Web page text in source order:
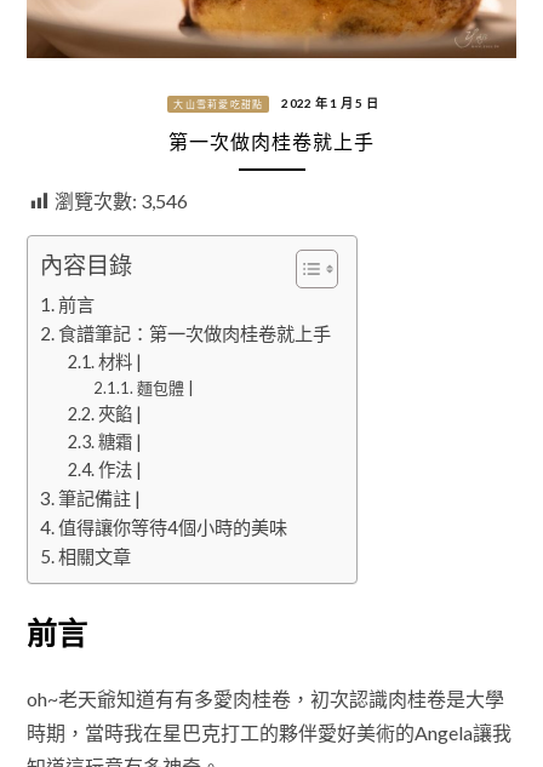
大山雪莉愛吃甜點 2022 年 1 月 5 日
第一次做肉桂卷就上手
瀏覽次數: 3,546
內容目錄
前言
食譜筆記：第一次做肉桂卷就上手
材料 |
麵包體 |
夾餡 |
糖霜 |
作法 |
筆記備註 |
值得讓你等待4個小時的美味
相關文章
前言
oh~老天爺知道有有多愛肉桂卷，初次認識肉桂卷是大學
時期，當時我在星巴克打工的夥伴愛好美術的Angela讓我